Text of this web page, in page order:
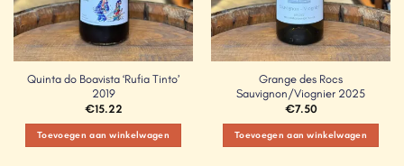
Quinta do Boavista ‘Rufia Tinto’
2019
€15.22
Toevoegen aan winkelwagen
Grange des Rocs
Sauvignon/Viognier 2025
€7.50
Toevoegen aan winkelwagen